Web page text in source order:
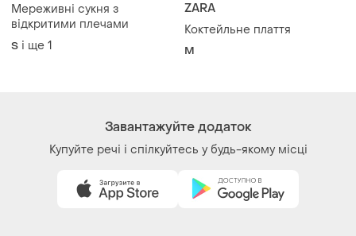
Мереживні сукня з
відкритими плечами
S і ще 1
ZARA
Коктейльне плаття
M
Завантажуйте додаток
Купуйте речі і спілкуйтесь у будь-якому місці